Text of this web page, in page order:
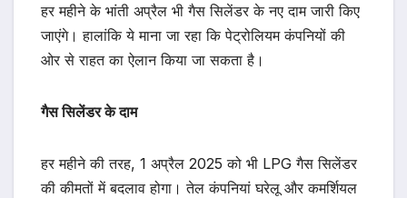
हर महीने के भांती अप्रैल भी गैस सिलेंडर के नए दाम जारी किए
जाएंगे। हालांकि ये माना जा रहा कि पेट्रोलियम कंपनियों की
ओर से राहत का ऐलान किया जा सकता है।
गैस सिलेंडर के दाम
हर महीने की तरह, 1 अप्रैल 2025 को भी LPG गैस सिलेंडर
की कीमतों में बदलाव होगा। तेल कंपनियां घरेलू और कमर्शियल